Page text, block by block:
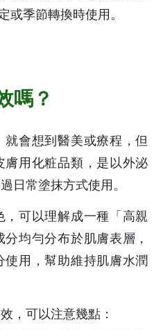
或季節轉換時使用。
嗎？
會想到醫美或療程，但
用化粧品類，是以外泌
日常塗抹方式使用。
可以理解成一種「高親
均勻分布於肌膚表層，
用，幫助維持肌膚水潤
，可以注意幾點：